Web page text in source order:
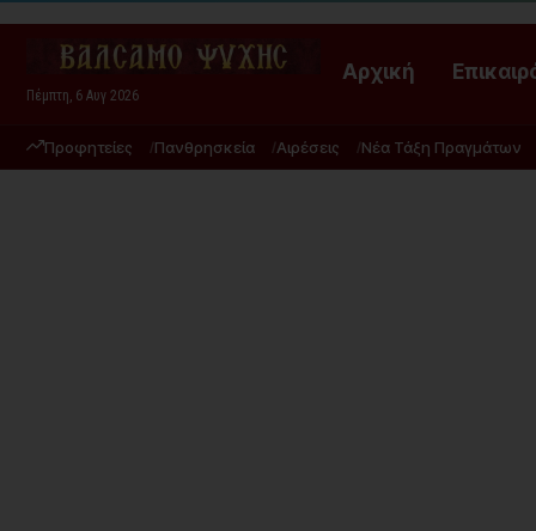
Πέμπτη, 6 Αυγ 2026
Αρχική
Προφητείες Πανθρησκεία Αιρέσεις Νέα Τάξη Πραγμάτων